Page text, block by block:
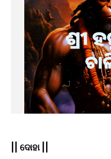
|| ଦୋହା ||